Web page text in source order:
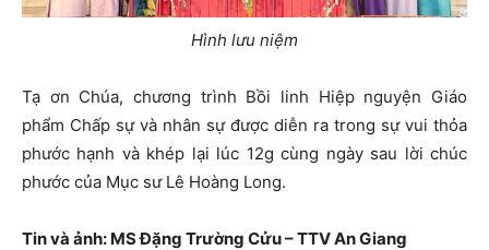
Hình lưu niệm
Tạ ơn Chúa, chương trình Bồi linh Hiệp nguyện Giáo
phẩm Chấp sự và nhân sự được diễn ra trong sự vui thỏa
phước hạnh và khép lại lúc 12g cùng ngày sau lời chúc
phước của Mục sư Lê Hoàng Long.
Tin và ảnh: MS Đặng Trường Cửu – TTV An Giang